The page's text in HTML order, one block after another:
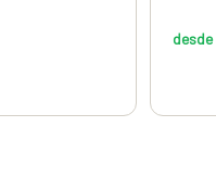
desde